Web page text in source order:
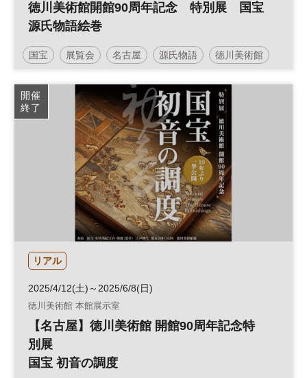
徳川美術館開館90周年記念 特別展 国宝
源氏物語絵巻
国宝 展覧会 名古屋 源氏物語 徳川美術館
開催
終了
リアル
2025/4/12(土)～2025/6/8(日)
徳川美術館 本館展示室
【名古屋】徳川美術館 開館90周年記念特
別展
国宝 初音の調度